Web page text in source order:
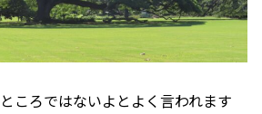
ころではないよとよく言われます